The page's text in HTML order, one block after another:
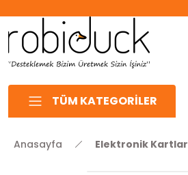
TÜM KATEGORİLER
Anasayfa Elektronik Kartlar